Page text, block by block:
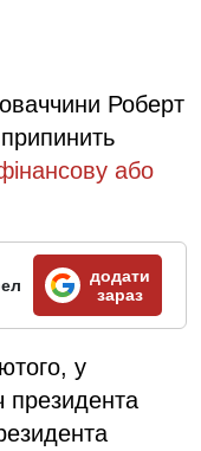
Роберт
або
додати
зараз
у
президента